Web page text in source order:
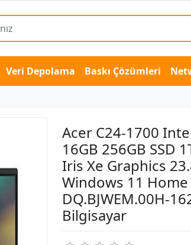
Veri Depolama Baskı Çözümleri
Acer C24-1700
16GB 256GB SSD
Iris Xe Graphics
Windows 11 Home
DQ.BJWEM.00H-
Bilgisayar